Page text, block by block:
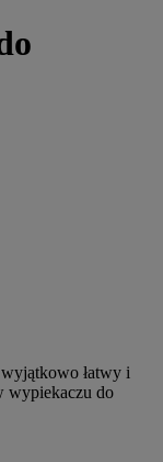
łatwy i
wypiekaczu do